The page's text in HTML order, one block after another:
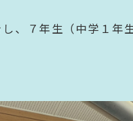
、７年生（中学１年